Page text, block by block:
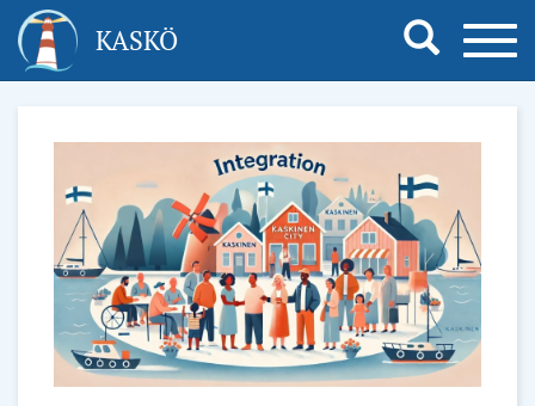
Hoppa
till
huvudinnehåll
KASKÖ